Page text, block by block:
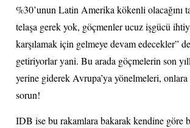
%30’unun Latin Amerika kökenli olacağını
telaşa gerek yok, göçmenler ucuz işgücü
karşılamak için gelmeye devam edecekler”
getiriyorlar yani. Bu arada göçmelerin son
yerine giderek Avrupa’ya yönelmeleri,
sorun!
IDB ise bu rakamlara bakarak kendine göre